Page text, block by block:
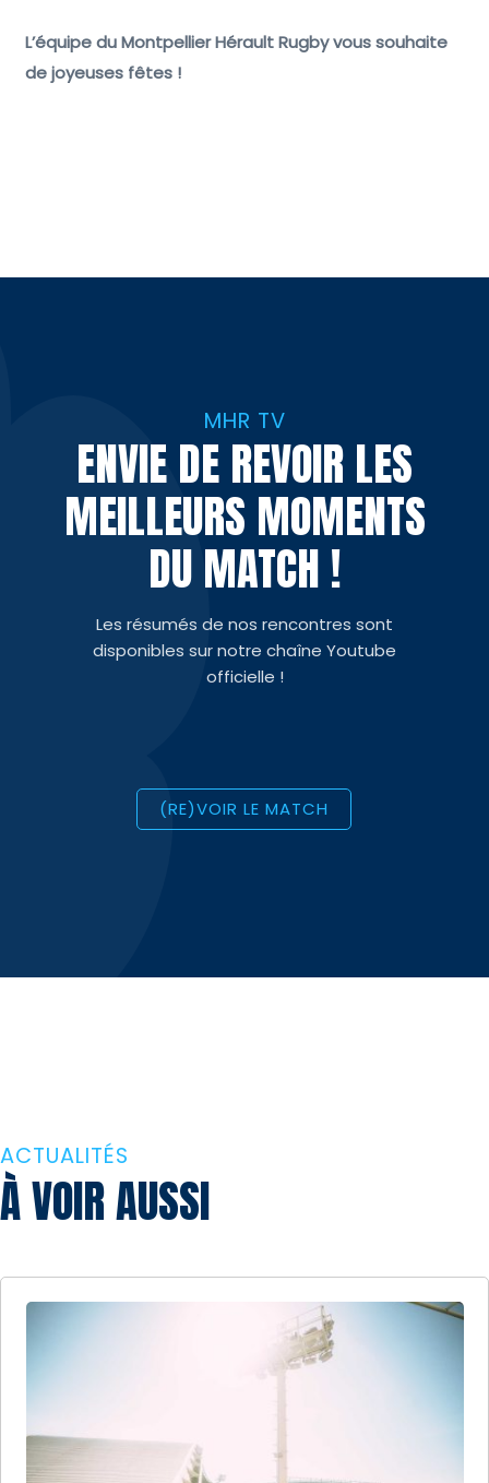
L’équipe du Montpellier Hérault Rugby vous souhaite
de joyeuses fêtes !
MHR TV
ENVIE DE REVOIR LES
MEILLEURS MOMENTS
DU MATCH !
Les résumés de nos rencontres sont
disponibles sur notre chaîne Youtube
officielle !
(RE)VOIR LE MATCH
ACTUALITÉS
À VOIR AUSSI